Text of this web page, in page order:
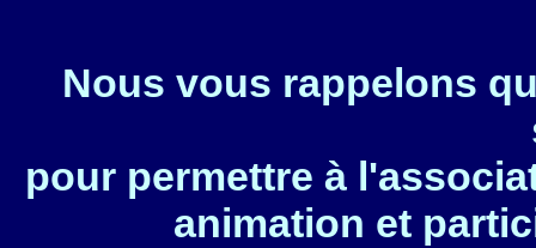
Nous vous rappelons
pour permettre à
animation et